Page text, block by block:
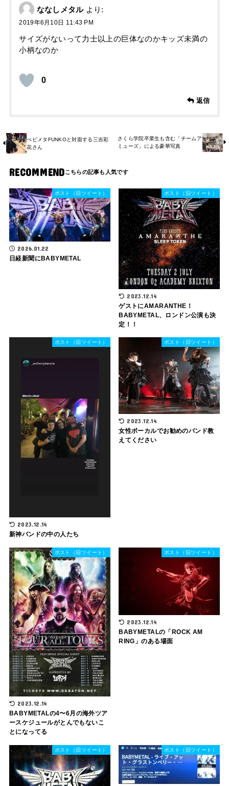
ななしメタル より:
2019年6月10日 11:43 PM
サイズがないって力士以上の巨体なのかキッズ未満の
小柄なのか
0
返信
べビメタFUNKOと対面する三吉彩
花さん
さくら学院卒業生も含む「チームア
ミューズ」による豪華写真
RECOMMEND
ポスト（旧ツイート）
2026.01.22
日経新聞にBABYMETAL
ポスト（旧ツイート）
2023.12.14
ゲストにAMARANTHE！
BABYMETAL、ロンドン公演も決
定！！
ポスト（旧ツイート）
2023.12.14
新神バンドの中の人たち
ポスト（旧ツイート）
2023.12.14
女性ボーカルでお勧めのバンド教
えてください
ポスト（旧ツイート）
2023.12.14
BABYMETALの4〜6月の海外ツア
ースケジュールがとんでもないこ
とになってる
ポスト（旧ツイート）
2023.12.14
BABYMETALの「ROCK AM
RING」のある場面
ポスト（旧ツイート） ポスト（旧ツイート）